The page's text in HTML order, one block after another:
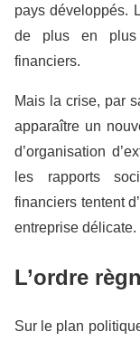
pays développés.
de plus en plus
financiers.
Mais la crise, par
apparaître un
d’organisation
les rapports
financiers tentent
entreprise délicate.
L’ordre
Sur le plan